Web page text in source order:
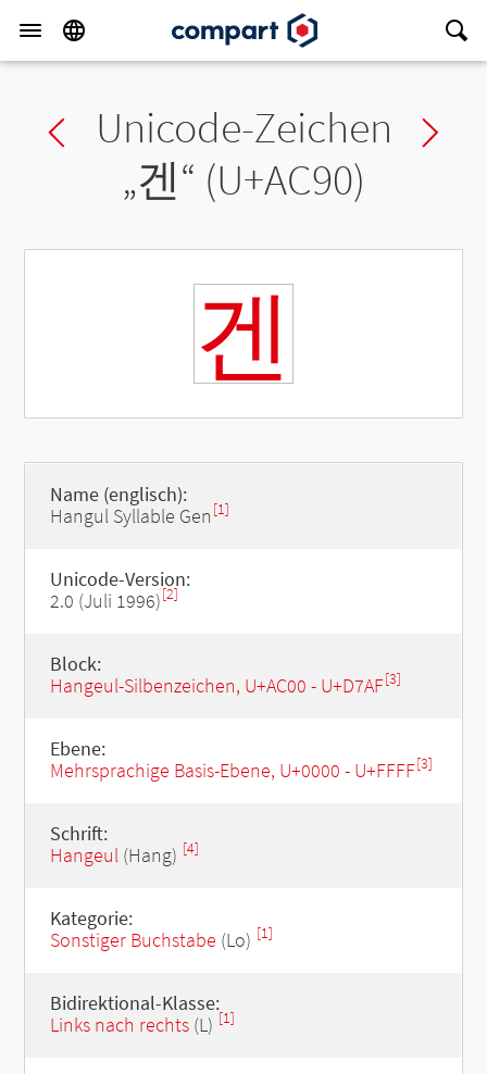
Previous char
Unicode-Zeichen
„겐“ (U+AC90)
겐
Name (englisch):
Hangul Syllable Gen [1]
Unicode-Version:
2.0 (Juli 1996)[2]
Block:
Hangeul-Silbenzeichen, U+AC00 - U+D7AF[3]
Ebene:
Mehrsprachige Basis-Ebene, U+0000 - U+FFFF[3]
Schrift:
Hangeul(Hang) [4]
Kategorie:
Sonstiger Buchstabe (Lo) [1]
Bidirektional-Klasse:
Links nach rechts(L) [1]